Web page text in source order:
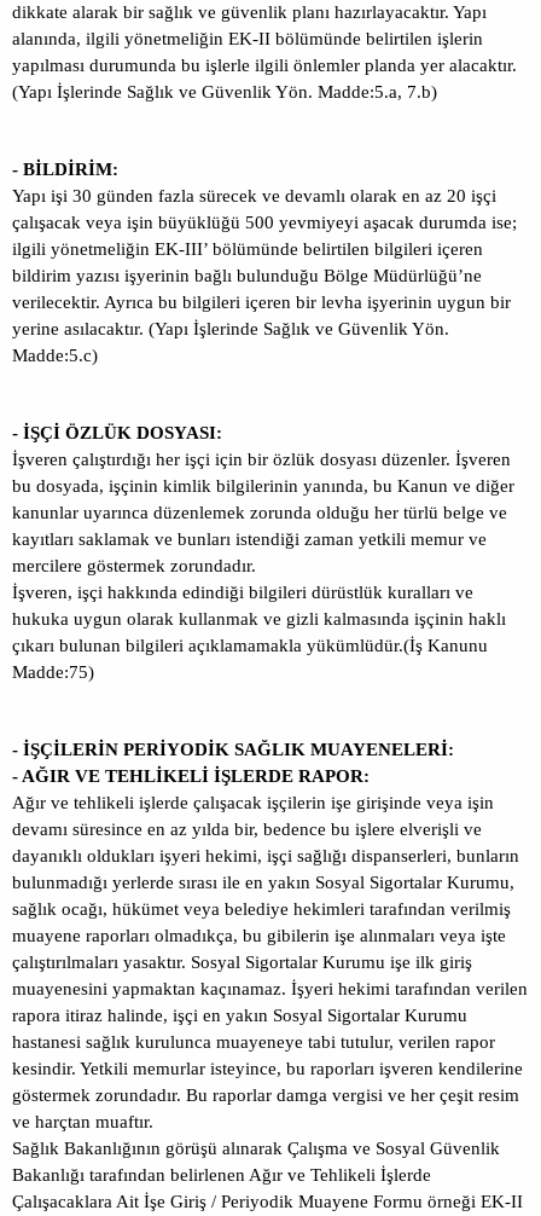
dikkate alarak bir sağlık ve güvenlik planı hazırlayacaktır. Yapı
alanında, ilgili yönetmeliğin EK-II bölümünde belirtilen işlerin
yapılması durumunda bu işlerle ilgili önlemler planda yer alacaktır.
(Yapı İşlerinde Sağlık ve Güvenlik Yön. Madde:5.a, 7.b)
- BİLDİRİM:
Yapı işi 30 günden fazla sürecek ve devamlı olarak en az 20 işçi
çalışacak veya işin büyüklüğü 500 yevmiyeyi aşacak durumda ise;
ilgili yönetmeliğin EK-III’ bölümünde belirtilen bilgileri içeren
bildirim yazısı işyerinin bağlı bulunduğu Bölge Müdürlüğü’ne
verilecektir. Ayrıca bu bilgileri içeren bir levha işyerinin uygun bir
yerine asılacaktır. (Yapı İşlerinde Sağlık ve Güvenlik Yön.
Madde:5.c)
- İŞÇİ ÖZLÜK DOSYASI:
İşveren çalıştırdığı her işçi için bir özlük dosyası düzenler. İşveren
bu dosyada, işçinin kimlik bilgilerinin yanında, bu Kanun ve diğer
kanunlar uyarınca düzenlemek zorunda olduğu her türlü belge ve
kayıtları saklamak ve bunları istendiği zaman yetkili memur ve
mercilere göstermek zorundadır.
İşveren, işçi hakkında edindiği bilgileri dürüstlük kuralları ve
hukuka uygun olarak kullanmak ve gizli kalmasında işçinin haklı
çıkarı bulunan bilgileri açıklamamakla yükümlüdür.(İş Kanunu
Madde:75)
- İŞÇİLERİN PERİYODİK SAĞLIK MUAYENELERİ:
- AĞIR VE TEHLİKELİ İŞLERDE RAPOR:
Ağır ve tehlikeli işlerde çalışacak işçilerin işe girişinde veya işin
devamı süresince en az yılda bir, bedence bu işlere elverişli ve
dayanıklı oldukları işyeri hekimi, işçi sağlığı dispanserleri, bunların
bulunmadığı yerlerde sırası ile en yakın Sosyal Sigortalar Kurumu,
sağlık ocağı, hükümet veya belediye hekimleri tarafından verilmiş
muayene raporları olmadıkça, bu gibilerin işe alınmaları veya işte
çalıştırılmaları yasaktır. Sosyal Sigortalar Kurumu işe ilk giriş
muayenesini yapmaktan kaçınamaz. İşyeri hekimi tarafından verilen
rapora itiraz halinde, işçi en yakın Sosyal Sigortalar Kurumu
hastanesi sağlık kurulunca muayeneye tabi tutulur, verilen rapor
kesindir. Yetkili memurlar isteyince, bu raporları işveren kendilerine
göstermek zorundadır. Bu raporlar damga vergisi ve her çeşit resim
ve harçtan muaftır.
Sağlık Bakanlığının görüşü alınarak Çalışma ve Sosyal Güvenlik
Bakanlığı tarafından belirlenen Ağır ve Tehlikeli İşlerde
Çalışacaklara Ait İşe Giriş / Periyodik Muayene Formu örneği EK-II